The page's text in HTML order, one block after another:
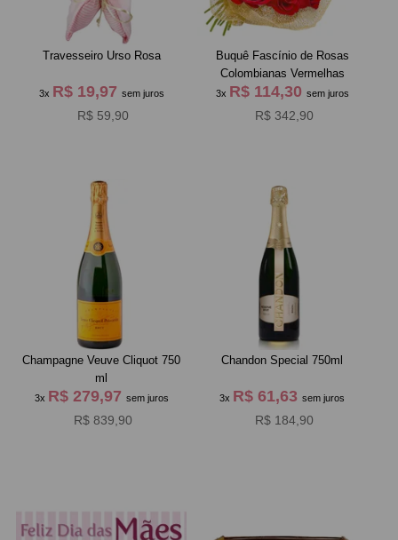
Travesseiro Urso Rosa
3x R$ 19,97 sem juros
R$ 59,90
Buquê Fascínio de Rosas
Colombianas Vermelhas
3x R$ 114,30 sem juros
R$ 342,90
Champagne Veuve Cliquot 750
ml
3x R$ 279,97 sem juros
R$ 839,90
Chandon Special 750ml
3x R$ 61,63sem juros
R$ 184,90